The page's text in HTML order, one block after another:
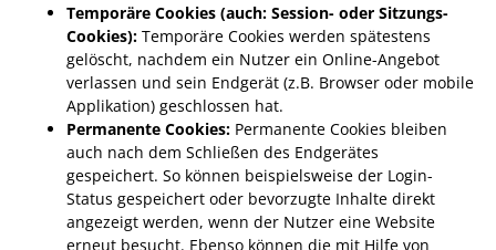
Temporäre Cookies (auch: Session- oder Sitzungs-
Cookies): Temporäre Cookies werden spätestens
gelöscht, nachdem ein Nutzer ein Online-Angebot
verlassen und sein Endgerät (z.B. Browser oder mobile
Applikation) geschlossen hat.
Permanente Cookies: Permanente Cookies bleiben
auch nach dem Schließen des Endgerätes
gespeichert. So können beispielsweise der Login-
Status gespeichert oder bevorzugte Inhalte direkt
angezeigt werden, wenn der Nutzer eine Website
erneut besucht. Ebenso können die mit Hilfe von